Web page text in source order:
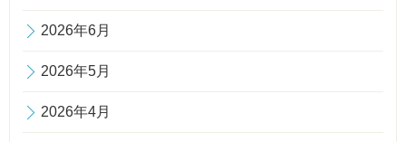
2026年6月
2026年5月
2026年4月